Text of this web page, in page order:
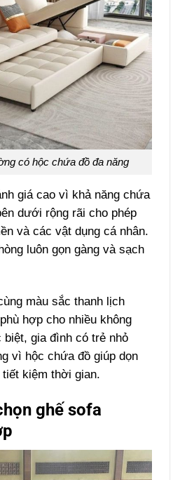
có hộc chứa đồ đa năng
giá cao vì khả năng chứa
dưới rộng rãi cho phép
và các vật dụng cá nhân.
luôn gọn gàng và sạch
màu sắc thanh lịch
hợp cho nhiều không
gia đình có trẻ nhỏ
vì hộc chứa đồ giúp dọn
tiết kiệm thời gian.
ghế sofa